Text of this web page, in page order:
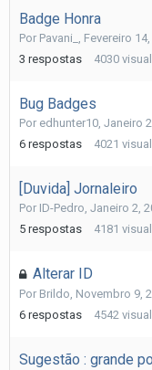
Badge Honra
Por Pavani_ , Fevereiro
3 respostas 4030
Bug Badges
Por edhunter10, Janeiro
6 respostas 4021
[Duvida] Jornaleiro
Por ID-Pedro, Janeiro 2,
5 respostas 4181
Alterar ID
Por Brildo, Novembro 9,
6 respostas 4542
Sugestão : grande